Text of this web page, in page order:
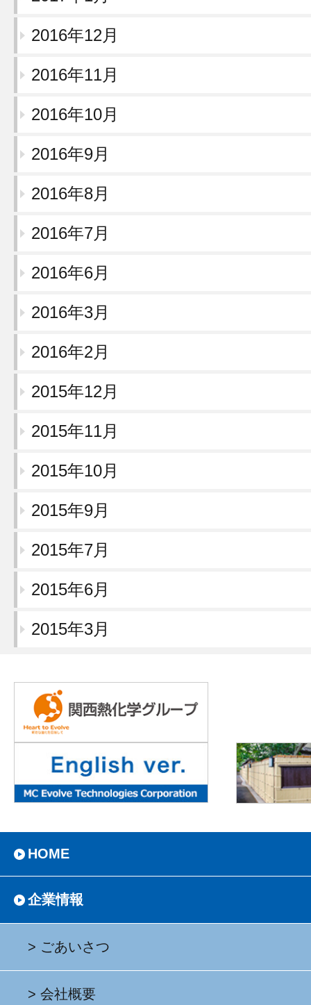
2016年12月
2016年11月
2016年10月
2016年9月
2016年8月
2016年7月
2016年6月
2016年3月
2016年2月
2015年12月
2015年11月
2015年10月
2015年9月
2015年7月
2015年6月
2015年3月
HOME
企業情報
ごあいさつ
会社概要